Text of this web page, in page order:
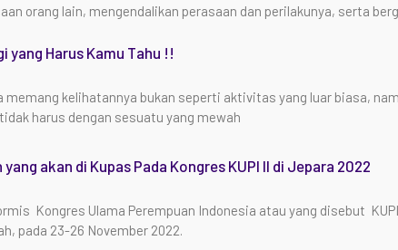
orang lain, mengendalikan perasaan dan perilakunya, serta
yang Harus Kamu Tahu !!
memang kelihatannya bukan seperti aktivitas yang luar biasa,
harus dengan sesuatu yang mewah
akan di Kupas Pada Kongres KUPI II di Jepara 2022
Kongres Ulama Perempuan Indonesia atau yang disebut
pada 23-26 November 2022.